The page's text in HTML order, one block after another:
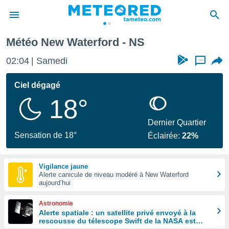
de
Météo New Waterford - NS
02:04 Samedi ...
Ciel dégagé
18°
Sensation de 18°
Dernier Quartier
Éclairée:22%
Vigilance jaune
Alerte canicule de niveau modéré à New Waterford
aujourd’hui
Astronomie
Alerte spatiale : un satellite privé envoyé à la
rescousse du télescope Swift de la NASA est